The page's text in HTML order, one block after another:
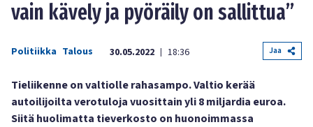
vain kävely ja pyöräily on sallittua”
Politiikka Talous 30.05.2022 | 18:36 Jaa
Tieliikenne on valtiolle rahasampo. Valtio kerää
autoilijoilta verotuloja vuosittain yli 8 miljardia euroa.
Siitä huolimatta tieverkosto on huonoimmassa